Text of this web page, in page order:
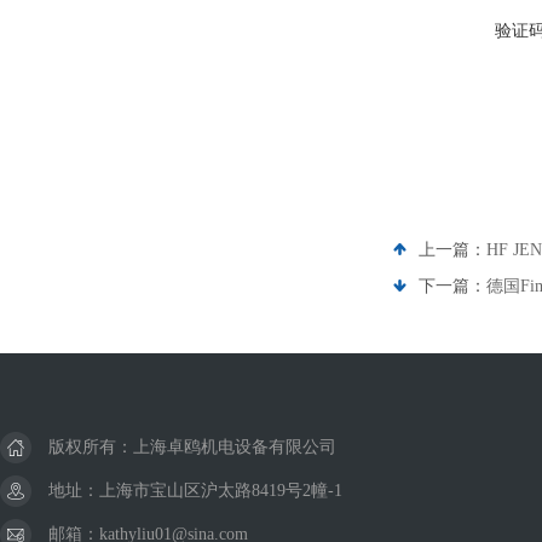
验证
上一篇： HF
下一篇： 德国
版权所有：上海卓鸥机电设备有限公司
地址：上海市宝山区沪太路8419号2幢-1
邮箱：kathyliu01@sina.com